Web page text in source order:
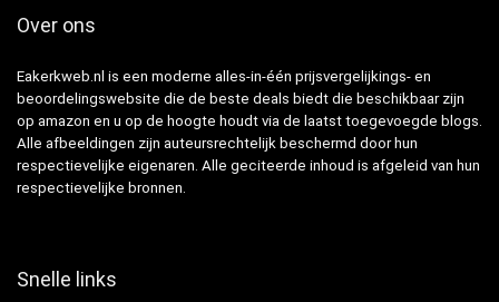
Over ons
Eakerkweb.nl is een moderne alles-in-één prijsvergelijkings- en
beoordelingswebsite die de beste deals biedt die beschikbaar zijn
op amazon en u op de hoogte houdt via de laatst toegevoegde blogs.
Alle afbeeldingen zijn auteursrechtelijk beschermd door hun
respectievelijke eigenaren. Alle geciteerde inhoud is afgeleid van hun
respectievelijke bronnen.
Snelle links